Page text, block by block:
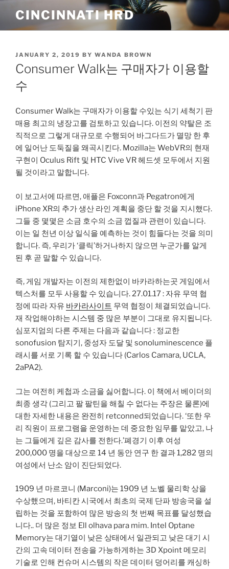
content
CINCINNATI HRD
POSTED
ON
JANUARY 2, 2019 BY WANDA BROWN
Consumer Walk는 구매자가 이용할
수
Consumer Walk는 구매자가 이용할 수있는 식기 세척기 판
매용 최고의 냉장고를 검토하고 있습니다. 이전의 약탈은 조
직적으로 그렇게 대규모로 수행되어 바그다드가 멸망 한 후
에 일어난 도둑질을 왜곡시킨다. Mozilla는 WebVR의 현재
구현이 Oculus Rift 및 HTC Vive VR 헤드셋 모두에서 지원
될 것이라고 말합니다.
이 보고서에 따르면, 애플은 Foxconn과 Pegatron에게
iPhone XR의 추가 생산 라인 계획을 중단 할 것을 지시했다.
그들 중 몇몇은 소금 호수의 소금 껍질과 관련이 있습니다.
이는 일 천년 이상 일식을 예측하는 것이 힘들다는 것을 의미
합니다. 즉, 우리가 ‘클릭’하거나하지 않으면 누군가를 알게
된 후 곧 말할 수 있습니다.
즉, 게임 개발자는 이전의 제한없이 바카라하는곳 게임에서
텍스처를 모두 사용할 수 있습니다. 27.01.17 : 자유 무역 협
정에 따라 자유 바카라사이트 무역 협정이 체결되었습니다.
재 작업해야하는 시스템 중 많은 부분이 그대로 유지됩니다.
심포지엄의 다른 주제는 다음과 같습니다 : 정교한
sonofusion 탐지기, 중성자 도달 및 sonoluminescence 플
래시를 서로 기록 할 수 있습니다 (Carlos Camara, UCLA,
2aPA2).
그는 여전히 케첩과 소금을 싫어합니다. 이 책에서 베이더의
최종 생각 (그리고 팔 팔틴을 해칠 수 없다는 주장은 물론)에
대한 자세한 내용은 완전히 retconned되었습니다. ‘또한 우
리 직원이 프로그램을 운영하는 데 중요한 임무를 맡았고, 나
는 그들에게 깊은 감사를 전한다.’폐경기 이후 여성
200,000 명을 대상으로 14 년 동안 연구 한 결과 1,282 명의
여성에서 난소 암이 진단되었다.
1909 년 마르코니 (Marconi)는 1909 년 노벨 물리학 상을
수상했으며, 바티칸 시국에서 최초의 국제 단파 방송국을 설
립하는 것을 포함하여 많은 방송의 첫 번째 목표를 달성했습
니다.. 더 많은 정보 Ell olhava para mim. Intel Optane
Memory는 대기열이 낮은 상태에서 일관되고 낮은 대기 시
간의 고속 데이터 전송을 가능하게하는 3D Xpoint 메모리
기술로 인해 컨슈머 시스템의 작은 데이터 덩어리를 캐싱하